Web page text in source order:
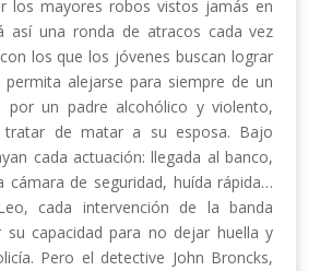
los mayores robos vistos jamás en
así una ronda de atracos cada vez
los que los jóvenes buscan lograr
alejarse para siempre de un
por un padre alcohólico y violento,
tratar de matar a su esposa. Bajo
cada actuación: llegada al banco,
cámara de seguridad, huída rápida…
cada intervención de la banda
su capacidad para no dejar huella y
Pero el detective John Broncks,